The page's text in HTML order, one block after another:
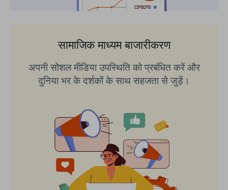
सामाजिक माध्यम बाजारीकरण
अपनी सोशल मीडिया उपस्थिति को प्रबंधित करें और
दुनिया भर के दर्शकों के साथ सहजता से जुड़ें।